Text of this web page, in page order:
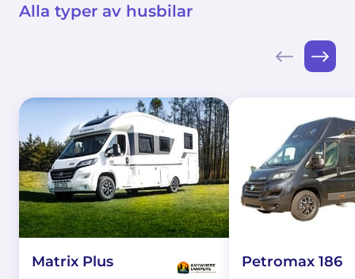
Alla typer av husbilar
Matrix Plus Petromax 186